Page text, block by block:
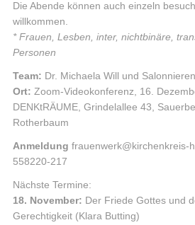
Die Abende können auch einzeln
willkommen.
* Frauen, Lesben, inter, nichtbinäre,
Personen
Team: Dr. Michaela Will und Salonnieren
Ort: Zoom-Videokonferenz, 16.
DENKtRÄUME, Grindelallee 43,
Rotherbaum
Anmeldung frauenwerk@kirchenkreis-
558220-217
Nächste Termine:
18. November: Der Friede Gottes und
Gerechtigkeit (Klara Butting)